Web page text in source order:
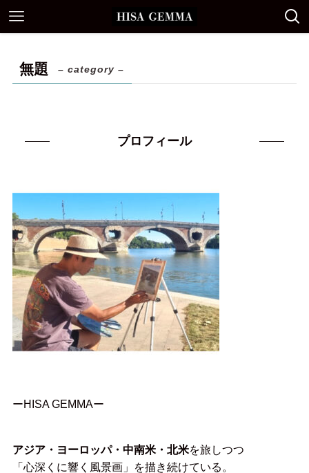
無題 – category –
プロフィール
ーHISA GEMMAー
アジア・ヨーロッパ・中南米・北米を旅しつつ
「心深くに響く風景画」を描き続けている。